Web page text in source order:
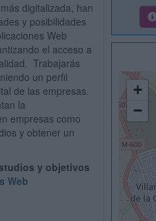
digitalizada, han
y posibilidades
Web
el acceso a
Trabajarás
un perfil
de las empresas.
la
empresas como
y obtener un
y objetivos
Web
+
−